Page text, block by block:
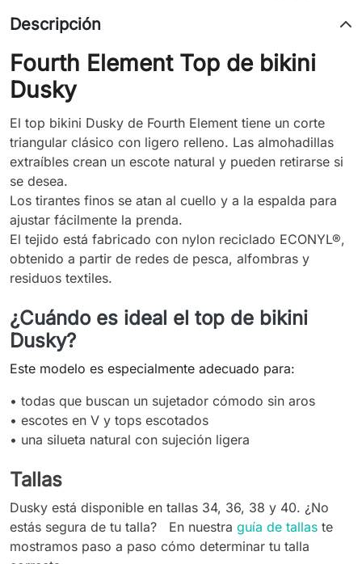
Descripción
Fourth Element Top de bikini
Dusky
El top bikini Dusky de Fourth Element tiene un corte
triangular clásico con ligero relleno. Las almohadillas
extraíbles crean un escote natural y pueden retirarse si
se desea.
Los tirantes finos se atan al cuello y a la espalda para
ajustar fácilmente la prenda.
El tejido está fabricado con nylon reciclado ECONYL®,
obtenido a partir de redes de pesca, alfombras y
residuos textiles.
¿Cuándo es ideal el top de bikini
Dusky?
Este modelo es especialmente adecuado para:
• todas que buscan un sujetador cómodo sin aros
• escotes en V y tops escotados
• una silueta natural con sujeción ligera
Tallas
Dusky está disponible en tallas 34, 36, 38 y 40. ¿No
estás segura de tu talla? En nuestra guía de tallas te
mostramos paso a paso cómo determinar tu talla